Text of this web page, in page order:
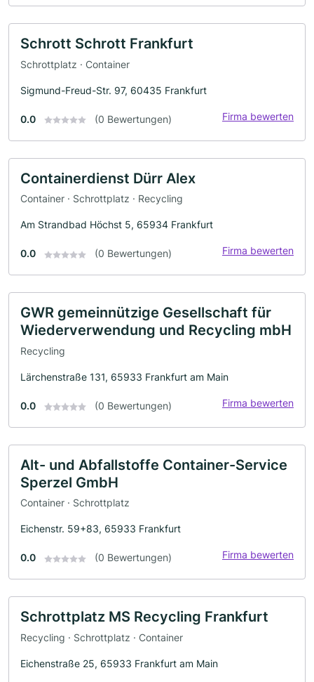
Schrott Schrott Frankfurt
Schrottplatz · Container
Sigmund-Freud-Str. 97, 60435 Frankfurt
0.0 (0 Bewertungen) Firma bewerten
Containerdienst Dürr Alex
Container · Schrottplatz · Recycling
Am Strandbad Höchst 5, 65934 Frankfurt
0.0 (0 Bewertungen) Firma bewerten
GWR gemeinnützige Gesellschaft für
Wiederverwendung und Recycling mbH
Recycling
Lärchenstraße 131, 65933 Frankfurt am Main
0.0 (0 Bewertungen) Firma bewerten
Alt- und Abfallstoffe Container-Service
Sperzel GmbH
Container · Schrottplatz
Eichenstr. 59+83, 65933 Frankfurt
0.0 (0 Bewertungen) Firma bewerten
Schrottplatz MS Recycling Frankfurt
Recycling · Schrottplatz · Container
Eichenstraße 25, 65933 Frankfurt am Main